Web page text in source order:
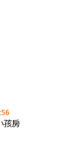
孩房